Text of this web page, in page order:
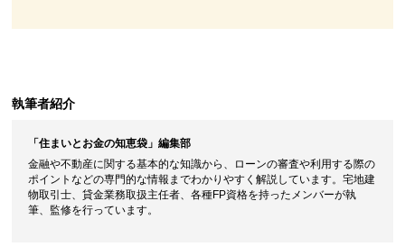
執筆者紹介
「住まいとお金の知恵袋」編集部
金融や不動産に関する基本的な知識から、ローンの審査や利用する際の
ポイントなどの専門的な情報までわかりやすく解説しています。宅地建
物取引士、貸金業務取扱主任者、各種FP資格を持ったメンバーが執
筆、監修を行っています。